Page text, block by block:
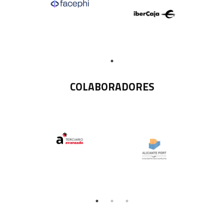
COLABORADORES